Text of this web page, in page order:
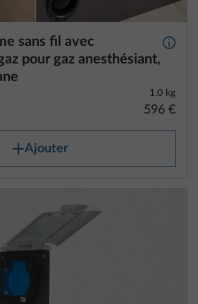
sans fil avec
pour gaz anesthésiant,
Plus
1,0 kg
596 €
Ajouter